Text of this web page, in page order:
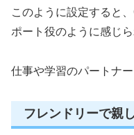
このように設定すると
ポート役のように感じら
仕事や学習のパートナ
フレンドリーで親